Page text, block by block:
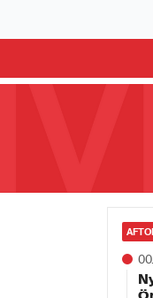
data på denna webbplats.